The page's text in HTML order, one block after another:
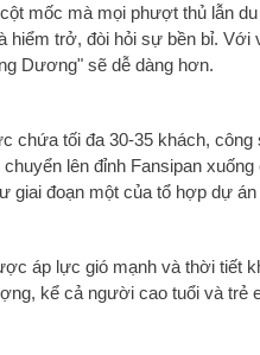
mốc mà mọi phượt thủ lẫn
hiểm trở, đòi hỏi sự bền bỉ. Với
Dương" sẽ dễ dàng hơn.
chứa tối đa 30-35 khách,
lên đỉnh Fansipan
giai đoạn một của tổ hợp dự án
áp lực gió mạnh và thời tiết
kể cả người cao tuổi và trẻ